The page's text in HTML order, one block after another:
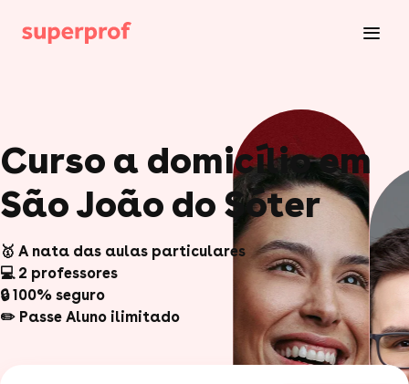
Curso a domicílio em
São João do Sóter
🥇 A nata das aulas particulares
💻 2 professores
🔒 100% seguro
✏️ Passe Aluno ilimitado